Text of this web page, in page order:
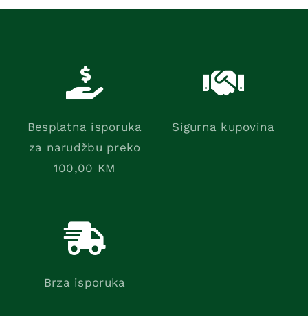
Besplatna isporuka
za narudžbu preko
100,00 KM
Sigurna kupovina
Brza isporuka